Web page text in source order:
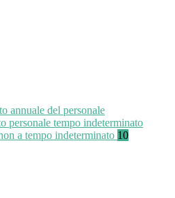
annuale del personale
personale tempo indeterminato
a tempo indeterminato 10